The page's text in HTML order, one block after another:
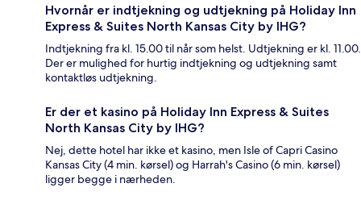
Hvornår er indtjekning og udtjekning på Holiday Inn
Express & Suites North Kansas City by IHG?
Indtjekning fra kl. 15.00 til når som helst. Udtjekning er kl. 11.00.
Der er mulighed for hurtig indtjekning og udtjekning samt
kontaktløs udtjekning.
Er der et kasino på Holiday Inn Express & Suites
North Kansas City by IHG?
Nej, dette hotel har ikke et kasino, men Isle of Capri Casino
Kansas City (4 min. kørsel) og Harrah's Casino (6 min. kørsel)
ligger begge i nærheden.